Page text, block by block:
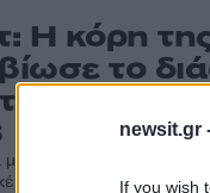
newsit.gr
If you wish
Η κόρη
το
τελετή
κατά κόρη»
που μαγνήτισε